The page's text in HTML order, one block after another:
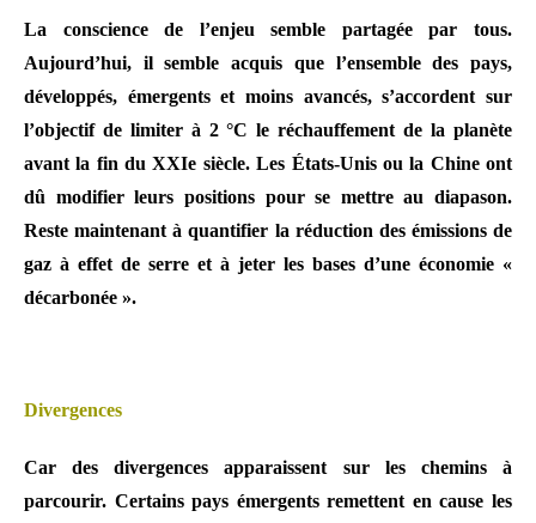
La conscience de l’enjeu semble partagée par tous.
Aujourd’hui, il semble acquis que l’ensemble des pays,
développés, émergents et moins avancés, s’accordent sur
l’objectif de limiter à 2 °C le réchauffement de la planète
avant la fin du XXIe siècle. Les États-Unis ou la Chine ont
dû modifier leurs positions pour se mettre au diapason.
Reste maintenant à quantifier la réduction des émissions de
gaz à effet de serre et à jeter les bases d’une économie «
décarbonée ».
Divergences
Car des divergences apparaissent sur les chemins à
parcourir. Certains pays émergents remettent en cause les